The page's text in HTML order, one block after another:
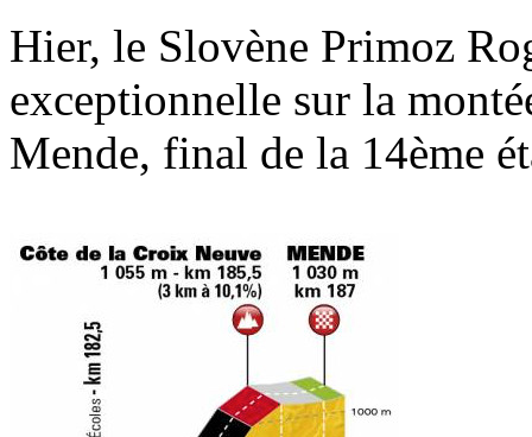
Hier, le Slovène Primoz
exceptionnelle sur la
Mende, final de la 14ème